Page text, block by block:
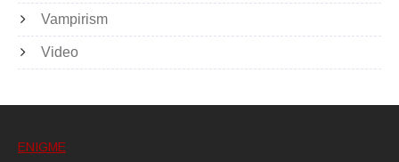
Vampirism
Video
ENIGME